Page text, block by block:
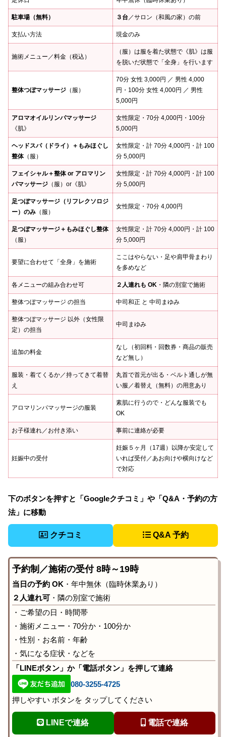
駐車場（無料） ３台／サロン（和風の家）の前
支払い方法 現金のみ
施術メニュー／料金（税込）
（服）は服を着た状態で《肌》は服
を脱いだ状態で「全身」を行います
整体つぼマッサージ （服）
70分 女性 3,000円 ／ 男性 4,000
円・100分 女性 4,000円 ／ 男性
5,000円
アロマオイルリンパマッサージ
《肌》
女性限定・70分 4,000円・100分
5,000円
ヘッドスパ（ドライ）＋もみほぐし
整体（服）
女性限定・計 70分 4,000円・計 100
分 5,000円
フェイシャル＋整体 or アロマリン
パマッサージ （服）or《肌》
女性限定・計 70分 4,000円・計 100
分 5,000円
足つぼマッサージ（リフレクソロジ
ー）のみ （服）
女性限定・70分 4,000円
足つぼマッサージ＋もみほぐし整体
（服）
女性限定・計 70分 4,000円・計 100
分 5,000円
要望に合わせて「全身」を施術
ここはやらない・足や肩甲骨まわり
を多めなど
各メニューの組み合わせ可 ２人連れも OK ・隣の別室で施術
整体つぼマッサージ の担当 中司和正 と 中司まゆみ
整体つぼマッサージ 以外（女性限
定）の担当
中司まゆみ
追加の料金
なし（初回料・回数券・商品の販売
など無し）
服装・着てくるか／持ってきて着替
え
丸首で首元が出る・ベルト通しが無
い服／着替え（無料）の用意あり
アロマリンパマッサージの服装
素肌に行うので・どんな服装でも
OK
お子様連れ／お付き添い 事前に連絡が必要
妊娠中の受付
妊娠５ヶ月（17週）以降か安定して
いれば受付／あお向けや横向けなど
で対応
下のボタンを押すと「Googleクチコミ」や「Q&A・予約の方
法」に移動
クチコミ Q&A 予約
予約制／施術の受付 8時～19時
当日の予約 OK ・年中無休（臨時休業あり）
２人連れ可 ・隣の別室で施術
・ご希望の日・時間帯
・施術メニュー・70分か・100分か
・性別・お名前・年齢
・気になる症状・などを
「LINEボタン」か「電話ボタン」を押して連絡
080-3255-4725
押しやすい ボタンを タップしてください
LINEで連絡 電話で連絡